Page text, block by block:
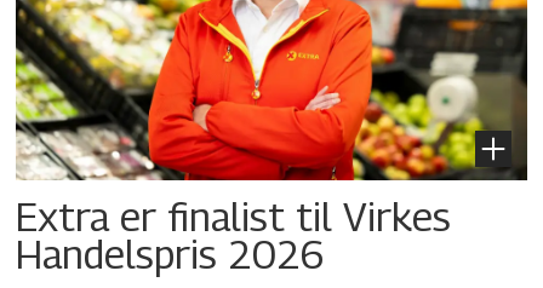
Extra er finalist til Virkes
Handelspris 2026